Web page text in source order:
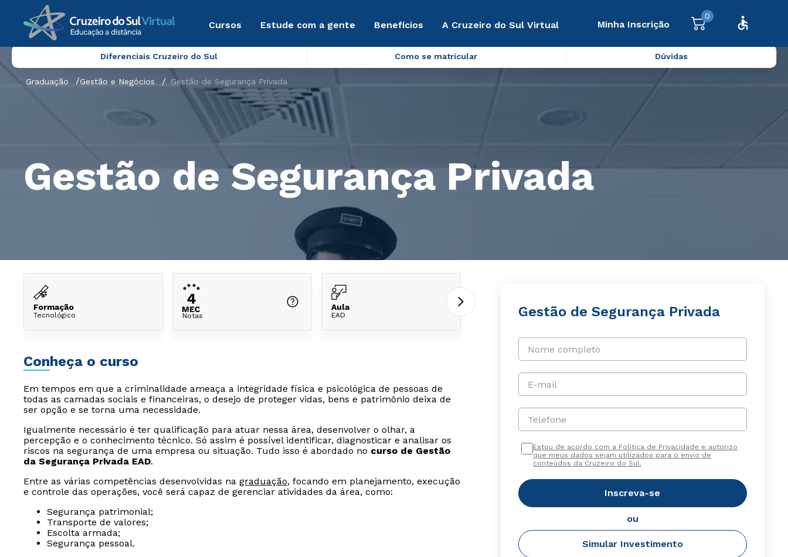
Cursos Estude com a gente Benefícios A Cruzeiro do Sul Virtual Minha Inscrição
0
Diferenciais Cruzeiro do Sul Como se matricular Dúvidas
Graduação Gestão e Negócios Gestão de Segurança Privada
Gestão de Segurança Privada
Formação
Tecnológico Notas
Aula
EAD
Conheça o curso
Em tempos em que a criminalidade ameaça a integridade física e psicológica de pessoas de
todas as camadas sociais e financeiras, o desejo de proteger vidas, bens e patrimônio deixa de
ser opção e se torna uma necessidade.
Igualmente necessário é ter qualificação para atuar nessa área, desenvolver o olhar, a
percepção e o conhecimento técnico. Só assim é possível identificar, diagnosticar e analisar os
riscos na segurança de uma empresa ou situação. Tudo isso é abordado no curso de Gestão
da Segurança Privada EAD.
Entre as várias competências desenvolvidas na graduação, focando em planejamento, execução
e controle das operações, você será capaz de gerenciar atividades da área, como:
Segurança patrimonial;
Transporte de valores;
Escolta armada;
Segurança pessoal.
Gestão de Segurança Privada
Nome completo
E-mail
Telefone
Estou de acordo com a Política de Privacidade e autorizo
que meus dados sejam utilizados para o envio de
conteúdos da Cruzeiro do Sul.
Inscreva-se
ou
Simular Investimento